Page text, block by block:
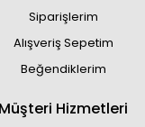
Siparişlerim
Alışveriş Sepetim
Beğendiklerim
Müşteri Hizmetleri